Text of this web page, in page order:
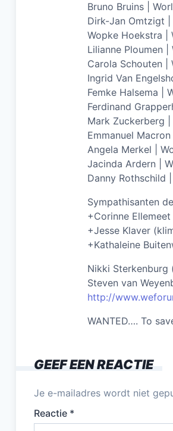
Bruno Bruins |
Dirk-Jan Omtzigt
Wopke Hoekstra |
Lilianne Ploumen
Carola Schouten
Ingrid Van
Femke Halsema |
Ferdinand
Mark Zuckerberg
Emmanuel
Angela Merkel |
Jacinda Ardern |
Danny Rothschild
Sympathisanten
+Corinne
+Jesse Klaver
+Kathaleine
Nikki Sterkenburg
Steven van
http://
WANTED…. To
GEEF EEN REACTIE
Je e-mailadres wordt niet
Reactie *